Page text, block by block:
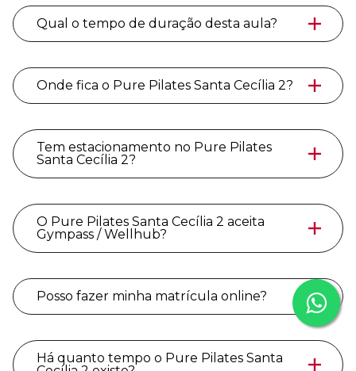
Qual o tempo de duração desta aula?
Onde fica o Pure Pilates Santa Cecília 2?
Tem estacionamento no Pure Pilates
Santa Cecília 2?
O Pure Pilates Santa Cecília 2 aceita
Gympass / Wellhub?
Posso fazer minha matrícula online?
Há quanto tempo o Pure Pilates Santa